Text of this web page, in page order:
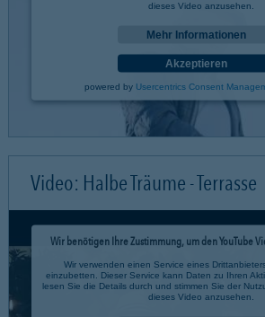
dieses Video anzusehen.
Mehr Informationen
Akzeptieren
powered by Usercentrics Consent
Video: Halbe Träume - Terrasse
Wir benötigen Ihre Zustimmung, um den YouTube
Wir verwenden einen Service eines
einzubetten. Dieser Service kann Daten zu Ihren
lesen Sie die Details durch und stimmen Sie der
dieses Video anzusehen.